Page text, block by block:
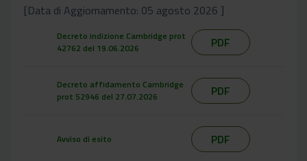
[Data di Aggiornamento: 05 agosto 2026 ]
Decreto indizione Cambridge prot
42762 del 19.06.2026
PDF
Decreto affidamento Cambridge
prot 52946 del 27.07.2026
PDF
Avviso di esito PDF